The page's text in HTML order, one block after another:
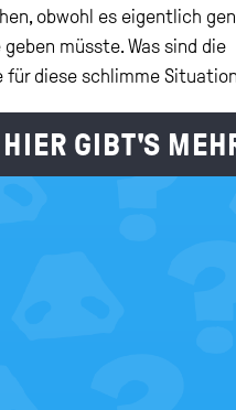
obwohl es eigentlich
müsste. Was sind die
für diese schlimme
HIER GIBT'S